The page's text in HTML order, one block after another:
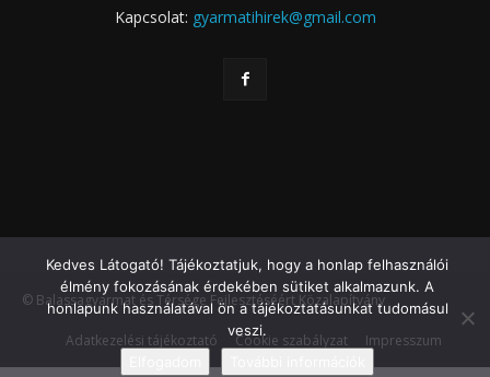
Kapcsolat: gyarmatihirek@gmail.com
© Balassagyarmat és Térsége Fejlesztéséért Közalapítvány
Adatkezelési tájékoztató Cookie szabályzat Impresszum
Kedves Látogató! Tájékoztatjuk, hogy a honlap felhasználói
élmény fokozásának érdekében sütiket alkalmazunk. A
honlapunk használatával ön a tájékoztatásunkat tudomásul
veszi.